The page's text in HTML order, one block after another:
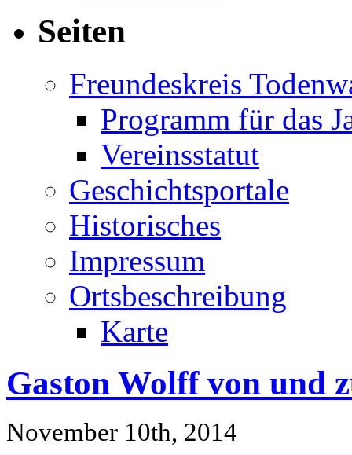
Seiten
Freundeskreis
Programm für das
Vereinsstatut
Geschichtsportale
Historisches
Impressum
Ortsbeschreibung
Karte
Gaston Wolff von und
November 10th, 2014